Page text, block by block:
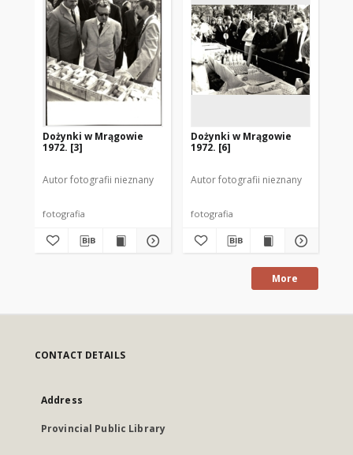
Dożynki w Mrągowie
1972. [3]
Autor fotografii nieznany
fotografia
Dożynki w Mrągowie
1972. [6]
Autor fotografii nieznany
fotografia
More
CONTACT DETAILS
Address
Provincial Public Library